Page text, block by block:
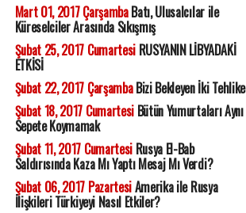
Mart 01, 2017 ÇarşambaBatı, Ulusalcılar ile
Küreselciler Arasında Sıkışmış
Şubat 25, 2017 CumartesiRUSYANIN LİBYADAKİ
ETKİSİ
Şubat 22, 2017 ÇarşambaBizi Bekleyen İki Tehlike
Şubat 18, 2017 CumartesiBütün Yumurtaları Aynı
Sepete Koymamak
Şubat 11, 2017 CumartesiRusya El-Bab
Saldırısında Kaza Mı Yaptı Mesaj Mı Verdi?
Şubat 06, 2017 PazartesiAmerika ile Rusya
İlişkileri Türkiyeyi Nasıl Etkiler?